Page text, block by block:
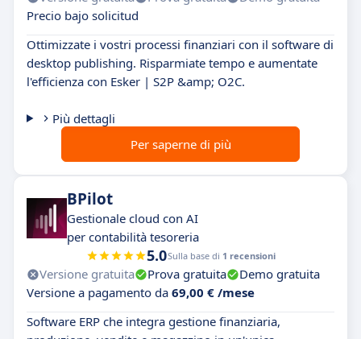
Precio bajo solicitud
Ottimizzate i vostri processi finanziari con il software di
desktop publishing. Risparmiate tempo e aumentate
l'efficienza con Esker | S2P &amp; O2C.
Più dettagli
Per saperne di più
BPilot
Gestionale cloud con AI
per contabilità tesoreria
5.0Sulla base di 1 recensioni
Versione gratuita Prova gratuita
Demo gratuita
Versione a pagamento da 69,00 € /mese
Software ERP che integra gestione finanziaria,